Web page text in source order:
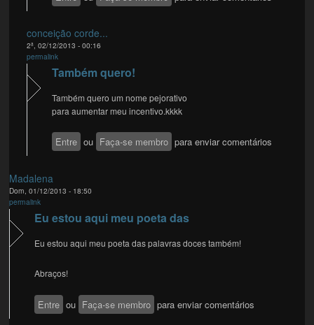
conceição corde...
2ª, 02/12/2013 - 00:16
permalink
Também quero!
Também quero um nome pejorativo
para aumentar meu incentivo.kkkk
Entre ou Faça-se membro para enviar comentários
Madalena
Dom, 01/12/2013 - 18:50
permalink
Eu estou aqui meu poeta das
Eu estou aqui meu poeta das palavras doces também!
Abraços!
Entre ou Faça-se membro para enviar comentários